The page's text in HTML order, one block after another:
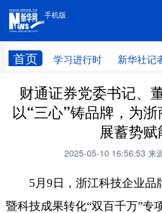
手机版
首页 学习进行时 新华社记
手机版
财通证券党委书记、
以“三心”铸品牌，为
展蓄势赋
2025-05-10 16:56:53 来
5月9日，浙江科技企业品
暨科技成果转化“双百千万”专